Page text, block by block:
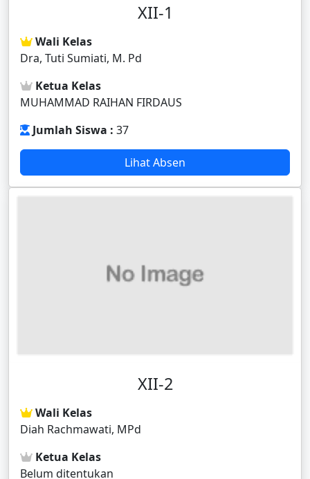
XII-1
Wali Kelas
Dra, Tuti Sumiati, M. Pd
Ketua Kelas
MUHAMMAD RAIHAN FIRDAUS
Jumlah Siswa : 37
Lihat Absen
XII-2
Wali Kelas
Diah Rachmawati, MPd
Ketua Kelas
Belum ditentukan